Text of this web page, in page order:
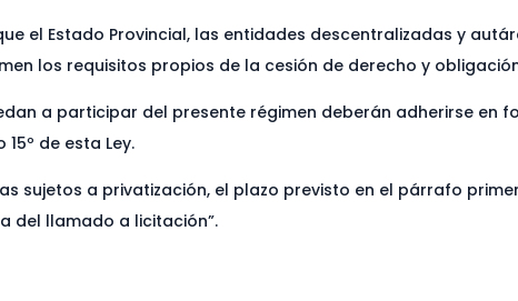
el Estado Provincial, las entidades descentralizadas y
los requisitos propios de la cesión de derecho y
a participar del presente régimen deberán adherirse en
de esta Ley.
sujetos a privatización, el plazo previsto en el párrafo
del llamado a licitación”.